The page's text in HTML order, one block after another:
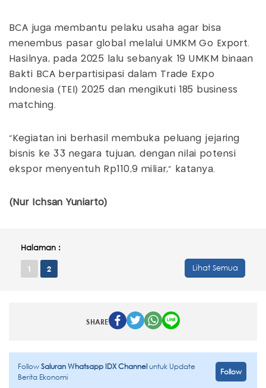
BCA juga membantu pelaku usaha agar bisa
menembus pasar global melalui UMKM Go Export.
Hasilnya, pada 2025 lalu sebanyak 19 UMKM binaan
Bakti BCA berpartisipasi dalam Trade Expo
Indonesia (TEI) 2025 dan mengikuti 185 business
matching.
"Kegiatan ini berhasil membuka peluang jejaring
bisnis ke 33 negara tujuan, dengan nilai potensi
ekspor menyentuh Rp110,9 miliar," katanya.
(Nur Ichsan Yuniarto)
Halaman :
1 2 Lihat Semua
SHARE
FollowSaluran Whatsapp IDX Channeluntuk Update
Berita Ekonomi
Follow